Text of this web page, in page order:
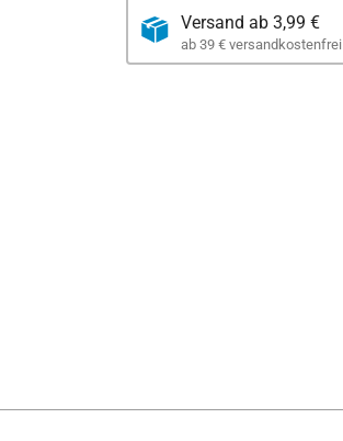
Versand ab 3,99 €
ab 39 € versandkostenfrei